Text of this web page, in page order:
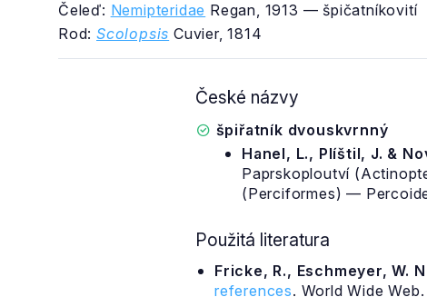
Čeleď: Nemipteridae Regan, 1913 — špičatníkovití
Rod: Scolopsis Cuvier, 1814
České názvy
špiřatník dvouskvrnný
Hanel, L., Plíštil, J. &
Paprskoploutví
(Perciformes) —
Použitá literatura
Fricke, R., Eschmeyer, W.
references. World Wide Web.